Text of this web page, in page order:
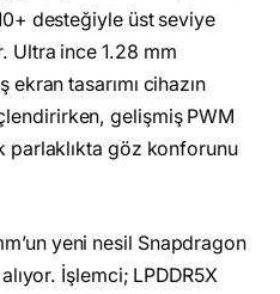
desteğiyle üst seviye
Ultra ince 1.28 mm
ekran tasarımı cihazın
gelişmiş PWM
parlaklıkta göz konforunu
yeni nesil Snapdragon
İşlemci; LPDDR5X